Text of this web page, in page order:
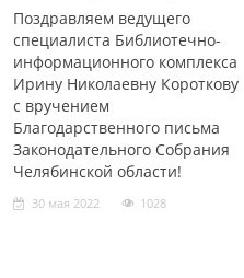
Поздравляем ведущего
специалиста Библиотечно-
информационного комплекса
Ирину Николаевну Короткову
с вручением
Благодарственного письма
Законодательного Собрания
Челябинской области!
30 мая 2022 1028